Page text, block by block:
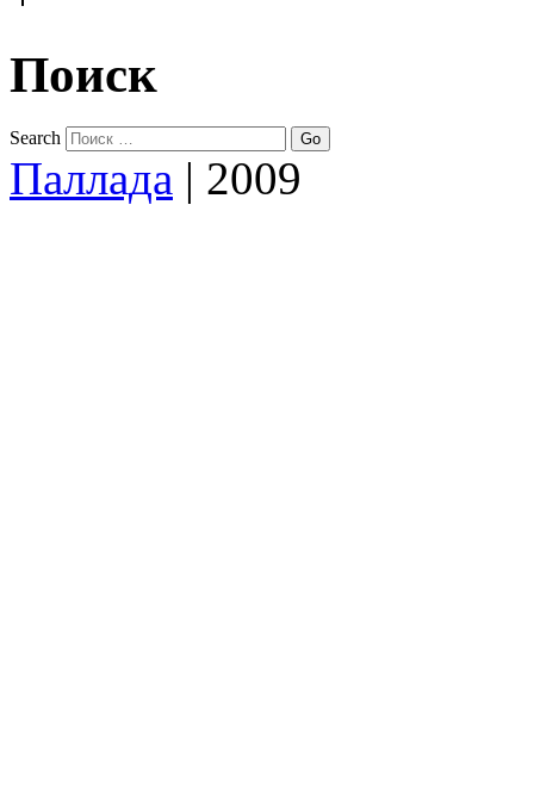
Поиск
Search
Паллада | 2009